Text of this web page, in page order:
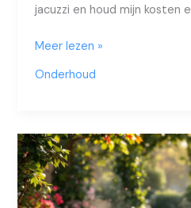
jacuzzi en houd mijn kosten
Is
anders
zoutwater
jacuzzi
Meer lezen »
Onderhoud